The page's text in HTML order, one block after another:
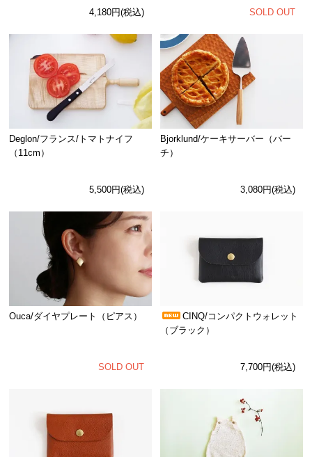
4,180円(税込) SOLD OUT
Deglon/フランス/トマトナイフ
（11cm）
5,500円(税込)
Bjorklund/ケーキサーバー（バー
チ）
3,080円(税込)
Ouca/ダイヤプレート（ピアス）
SOLD OUT
CINQ/コンパクトウォレット
（ブラック）
7,700円(税込)